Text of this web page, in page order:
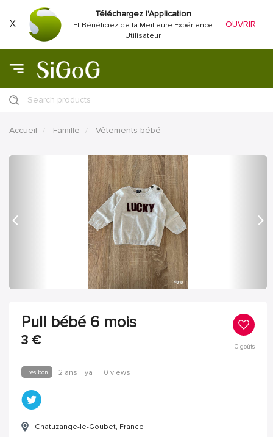
X
Téléchargez l'Application
Et Bénéficiez de la Meilleure Expérience
Utilisateur
OUVRIR
Search products
Accueil Famille Vêtements bébé
Pull bébé 6 mois
3 € 0goûts
Très bon 2 ans Il ya | 0 views
Chatuzange-le-Goubet, France